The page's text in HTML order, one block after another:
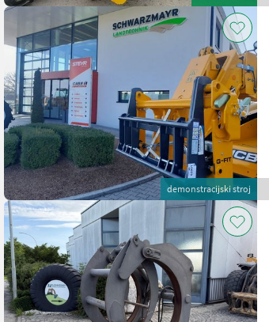
demonstracijski stroj